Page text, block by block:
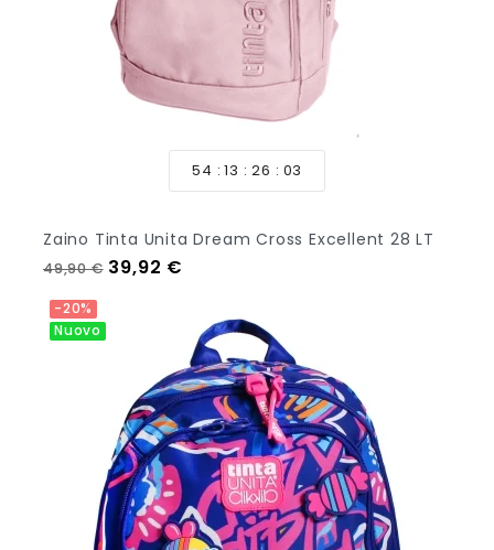
54 13 26 01
Zaino Tinta Unita Dream Cross Excellent 28 LT
Prezzo regolare
49,90 € Prezzo
39,92 €
-20%
Nuovo